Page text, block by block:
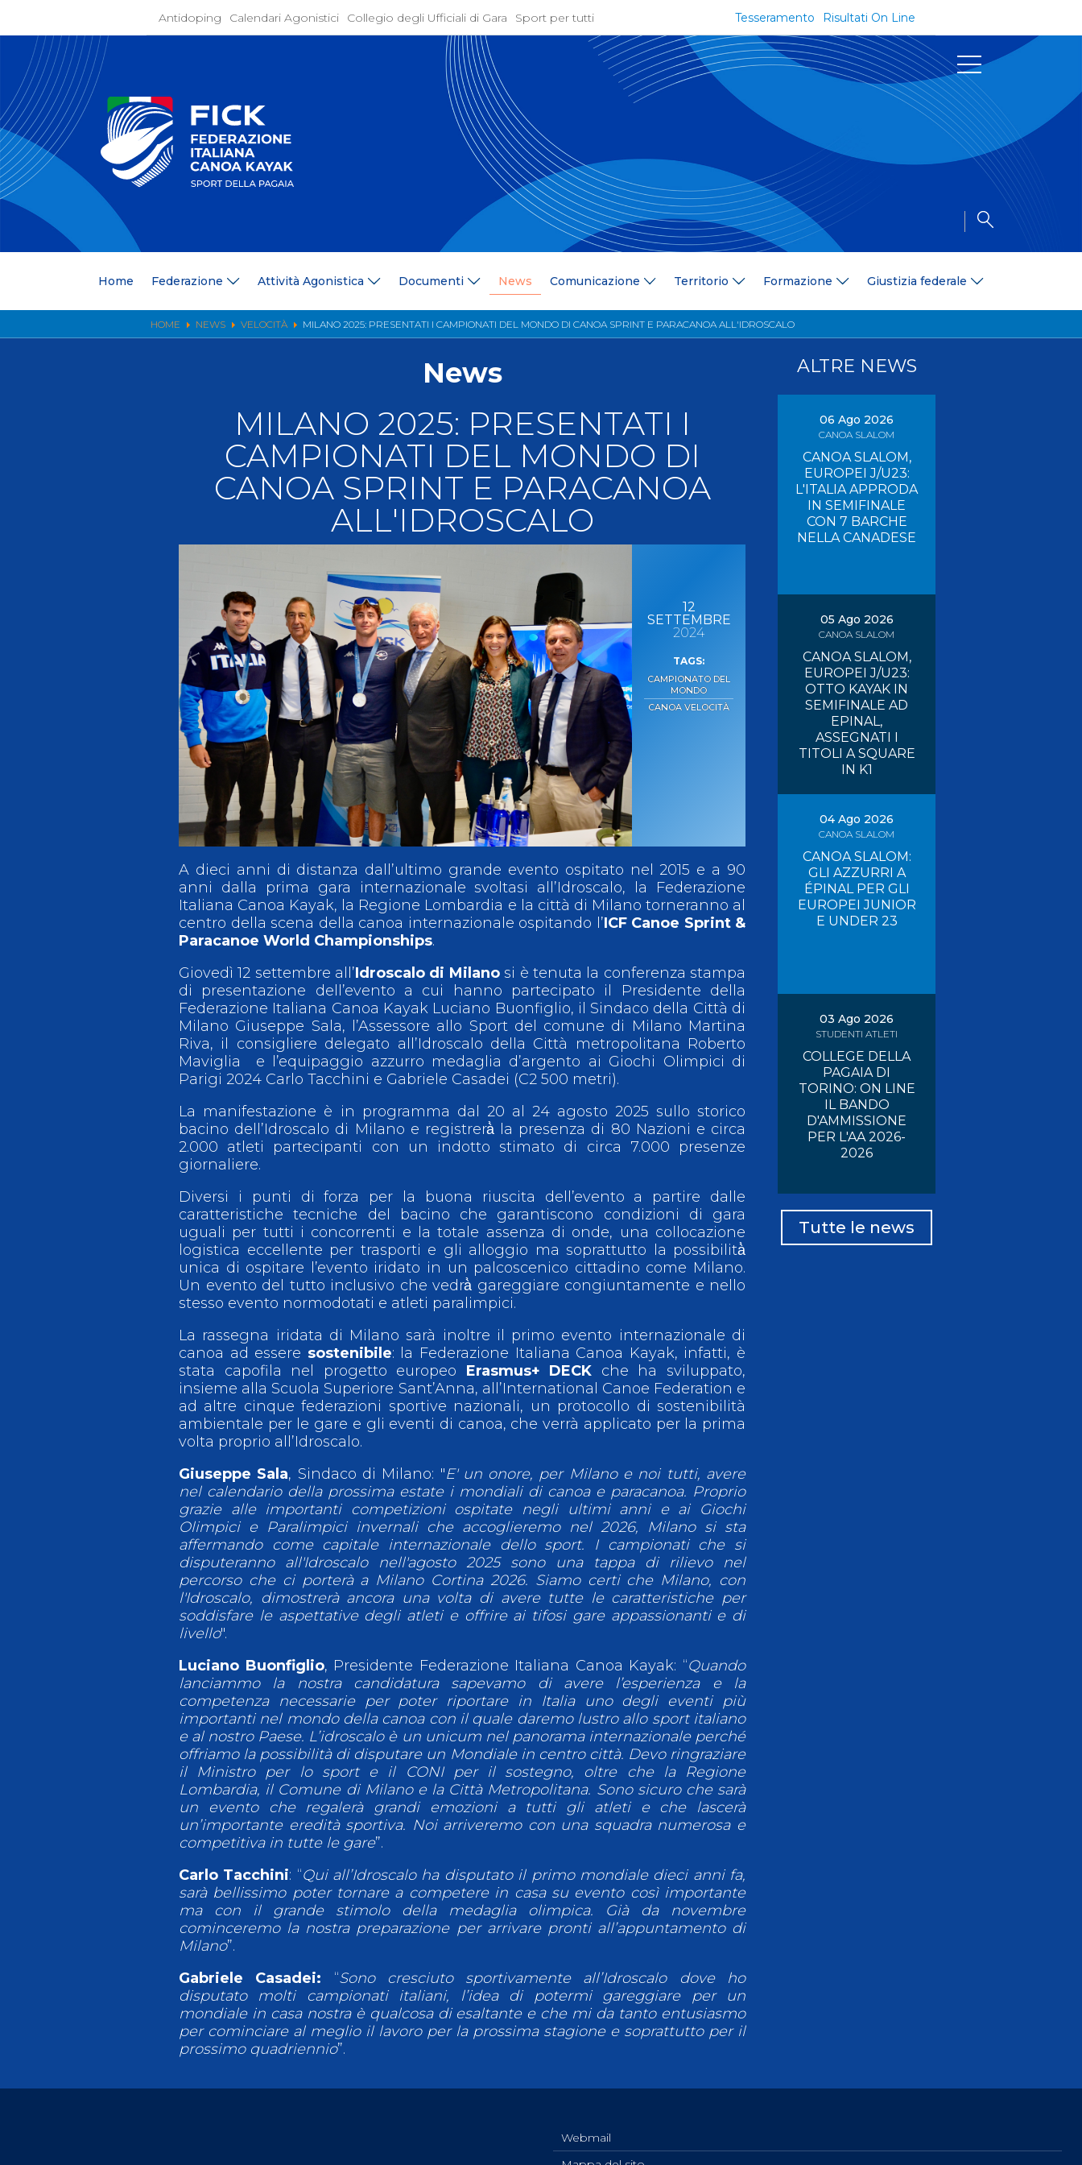
Antidoping Calendari Agonistici Collegio degli Ufficiali di Gara Sport per tutti Risultati On Line
Tesseramento
Home Federazione Attività Agonistica Documenti News Comunicazione Territorio Formazione Giustizia federale
HOME NEWS VELOCITÀ MILANO 2025: PRESENTATI I CAMPIONATI DEL MONDO DI CANOA SPRINT E PARACANOA ALL'IDROSCALO
Home
Whistleblowing
Attività Agonistica
Convocazioni
Documentazione Tecnica
Risultati On Line
Classifiche
FICK Coach
Dual Career
Documenti
Regolamenti e Codici
Delibere
Amministrazione Trasparente
News Comunicazione
Ufficio Stampa
Territorio
Comitati/Delegati Regionali
Formazione
Pagaia Azzurra
Nuova Canoa Ricerca
Canoa Kayak on-line
Convegni e Documenti
Albo Tecnici
Contatti e organigramma
Giudice Sportivo Nazionale
Antidoping Calendari Agonistici Collegio degli Ufficiali di Gara Sport per tutti Risultati On Line Tesseramento
Mappa del sito Cerca Contatti Photogallery Videogallery Whistleblowing Federazione Trasparente
Safeguarding
Privacy Policy
Cookie policy
News
MILANO 2025: PRESENTATI I
CAMPIONATI DEL MONDO DI
CANOA SPRINT E PARACANOA
ALL'IDROSCALO
12
SETTEMBRE
2024
CAMPIONATO DEL
MONDO
CANOA VELOCITÀ
A dieci anni di distanza dall’ultimo grande evento ospitato nel 2015 e a 90
anni dalla prima gara internazionale svoltasi all’Idroscalo, la Federazione
Italiana Canoa Kayak, la Regione Lombardia e la città di Milano torneranno al
centro della scena della canoa internazionale ospitando l’ICF Canoe Sprint &
Paracanoe World Championships.
Giovedì 12 settembre all’Idroscalo di Milanosi è tenuta la conferenza stampa
di presentazione dell’evento a cui hanno partecipato il Presidente della
Federazione Italiana Canoa Kayak Luciano Buonfiglio, il Sindaco della Città di
Milano Giuseppe Sala, l’Assessore allo Sport del comune di Milano Martina
Riva, il consigliere delegato all’Idroscalo della Città metropolitana Roberto
Maviglia e l’equipaggio azzurro medaglia d’argento ai Giochi Olimpici di
Parigi 2024 Carlo Tacchini e Gabriele Casadei (C2 500 metri).
La manifestazione è in programma dal 20 al 24 agosto 2025 sullo storico
bacino dell’Idroscalo di Milano e registrerà̀ la presenza di 80 Nazioni e circa
2.000 atleti partecipanti con un indotto stimato di circa 7.000 presenze
giornaliere.
Diversi i punti di forza per la buona riuscita dell’evento a partire dalle
caratteristiche tecniche del bacino che garantiscono condizioni di gara
uguali per tutti i concorrenti e la totale assenza di onde, una collocazione
logistica eccellente per trasporti e gli alloggio ma soprattutto la possibilità̀
unica di ospitare l’evento iridato in un palcoscenico cittadino come Milano.
Un evento del tutto inclusivo che vedrà̀ gareggiare congiuntamente e nello
stesso evento normodotati e atleti paralimpici.
La rassegna iridata di Milano sarà inoltre il primo evento internazionale di
canoa ad essere sostenibile: la Federazione Italiana Canoa Kayak, infatti, è
stata capofila nel progetto europeo Erasmus+ DECK che ha sviluppato,
insieme alla Scuola Superiore Sant’Anna, all’International Canoe Federation e
ad altre cinque federazioni sportive nazionali, un protocollo di sostenibilità
ambientale per le gare e gli eventi di canoa, che verrà applicato per la prima
volta proprio all’Idroscalo.
Giuseppe Sala, Sindaco di Milano: "E' un onore, per Milano e noi tutti, avere
nel calendario della prossima estate i mondiali di canoa e paracanoa. Proprio
grazie alle importanti competizioni ospitate negli ultimi anni e ai Giochi
Olimpici e Paralimpici invernali che accoglieremo nel 2026, Milano si sta
affermando come capitale internazionale dello sport. I campionati che si
disputeranno all'Idroscalo nell'agosto 2025 sono una tappa di rilievo nel
percorso che ci porterà a Milano Cortina 2026. Siamo certi che Milano, con
l'Idroscalo, dimostrerà ancora una volta di avere tutte le caratteristiche per
soddisfare le aspettative degli atleti e offrire ai tifosi gare appassionanti e di
livello".
Luciano Buonfiglio, Presidente Federazione Italiana Canoa Kayak: “Quando
lanciammo la nostra candidatura sapevamo di avere l’esperienza e la
competenza necessarie per poter riportare in Italia uno degli eventi più
importanti nel mondo della canoa con il quale daremo lustro allo sport italiano
e al nostro Paese. L’idroscalo è un unicum nel panorama internazionale perché
offriamo la possibilità di disputare un Mondiale in centro città. Devo ringraziare
il Ministro per lo sport e il CONI per il sostegno, oltre che la Regione
Lombardia, il Comune di Milano e la Città Metropolitana. Sono sicuro che sarà
un evento che regalerà grandi emozioni a tutti gli atleti e che lascerà
un’importante eredità sportiva. Noi arriveremo con una squadra numerosa e
competitiva in tutte le gare”.
Carlo Tacchini: “Qui all’Idroscalo ha disputato il primo mondiale dieci anni fa,
sarà bellissimo poter tornare a competere in casa su evento così importante
ma con il grande stimolo della medaglia olimpica. Già da novembre
cominceremo la nostra preparazione per arrivare pronti all’appuntamento di
Milano”.
Gabriele Casadei: “Sono cresciuto sportivamente all’Idroscalo dove ho
disputato molti campionati italiani, l’idea di potermi gareggiare per un
mondiale in casa nostra è qualcosa di esaltante e che mi da tanto entusiasmo
per cominciare al meglio il lavoro per la prossima stagione e soprattutto per il
prossimo quadriennio”.
ALTRE NEWS
06 Ago 2026
CANOA SLALOM
CANOA SLALOM,
EUROPEI J/U23:
L'ITALIA APPRODA
IN SEMIFINALE
CON 7 BARCHE
NELLA CANADESE
05 Ago 2026
CANOA SLALOM
CANOA SLALOM,
EUROPEI J/U23:
OTTO KAYAK IN
SEMIFINALE AD
EPINAL,
ASSEGNATI I
TITOLI A SQUARE
IN K1
04 Ago 2026
CANOA SLALOM
CANOA SLALOM:
GLI AZZURRI A
ÉPINAL PER GLI
EUROPEI JUNIOR
E UNDER 23
03 Ago 2026
STUDENTI ATLETI
COLLEGE DELLA
PAGAIA DI
TORINO: ON LINE
IL BANDO
D'AMMISSIONE
PER L'AA 2026-
2026
Tutte le news
Webmail